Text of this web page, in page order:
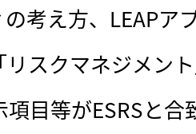
考え方、LEAPア
リスクマネジメン
項目等がESRSと